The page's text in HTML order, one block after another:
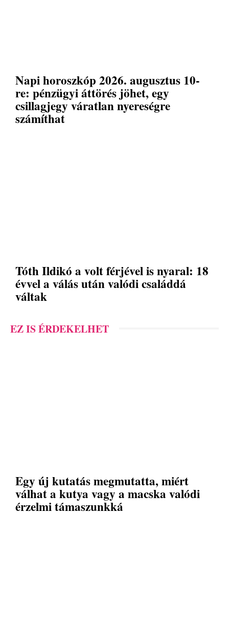
Napi horoszkóp 2026. augusztus 10-
re: pénzügyi áttörés jöhet, egy
csillagjegy váratlan nyereségre
számíthat
Tóth Ildikó a volt férjével is nyaral: 18
évvel a válás után valódi családdá
váltak
EZ IS ÉRDEKELHET
Egy új kutatás megmutatta, miért
válhat a kutya vagy a macska valódi
érzelmi támaszunkká